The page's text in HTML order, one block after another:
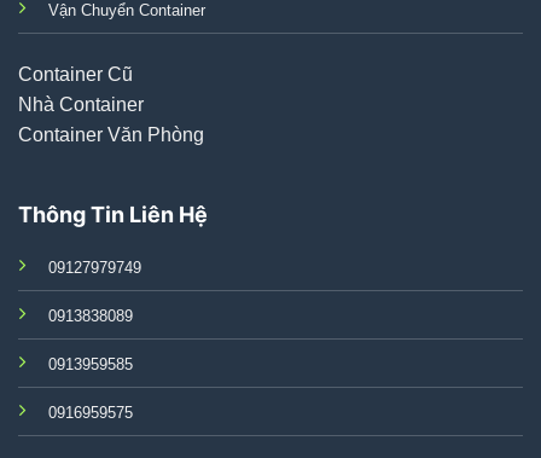
Vận Chuyển Container
Container Cũ
Nhà Container
Container Văn Phòng
Thông Tin Liên Hệ
09127979749
0913838089
0913959585
0916959575